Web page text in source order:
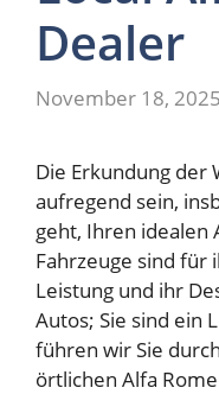
Dealer
November 18, 2025
Die Erkundung der
aufregend sein,
geht, Ihren idealen
Fahrzeuge sind für
Leistung und ihr
Autos; Sie sind ein
führen wir Sie
örtlichen Alfa